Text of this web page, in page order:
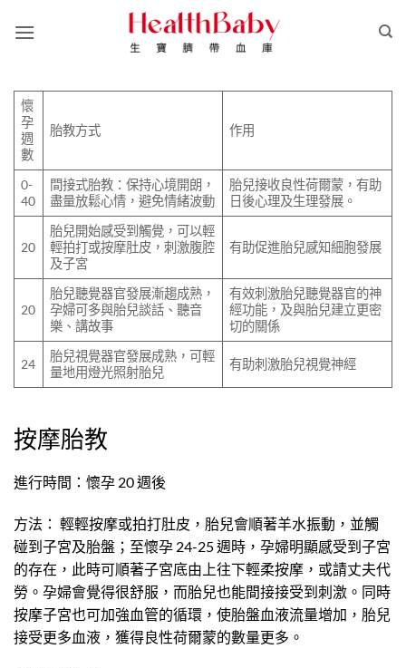
​懷
孕
週
數
胎教方式 作用
​0-
40
間接式胎教：保持心境開朗，
盡量放鬆心情，避免情緒波動
胎兒接收良性荷爾蒙，有助
日後心理及生理發展。
20
胎兒開始感受到觸覺，可以輕
輕拍打或按摩肚皮，刺激腹腔
及子宮
有助促進胎兒感知細胞發展
​20
​胎兒聽覺器官發展漸趨成熟，
孕婦可多與胎兒談話、聽音
樂、講故事
​有效刺激胎兒聽覺器官的神
經功能，及與胎兒建立更密
切的關係
​24
​胎兒視覺器官發展成熟，可輕
量地用燈光照射胎兒
​有助刺激胎兒視覺神經
按摩胎教
進行時間：懷孕 20 週後
方法： 輕輕按摩或拍打肚皮，胎兒會順著羊水振動，並觸
碰到子宮及胎盤；至懷孕 24-25 週時，孕婦明顯感受到子宮
的存在，此時可順著子宮底由上往下輕柔按摩，或請丈夫代
勞。孕婦會覺得很舒服，而胎兒也能間接接受到刺激。同時
按摩子宮也可加強血管的循環，使胎盤血液流量增加，胎兒
接受更多血液，獲得良性荷爾蒙的數量更多。